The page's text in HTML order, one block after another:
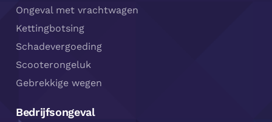
Ongeval met vrachtwagen
Kettingbotsing
Schadevergoeding
Scooterongeluk
Gebrekkige wegen
Bedrijfsongeval